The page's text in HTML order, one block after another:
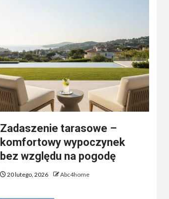
Zadaszenie tarasowe –
komfortowy wypoczynek
bez względu na pogodę
20 lutego, 2026 Abc4home